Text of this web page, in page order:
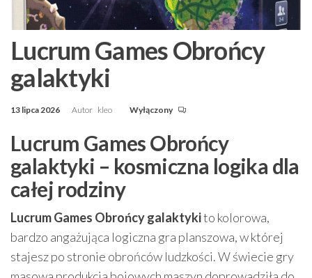
Lucrum Games Obrońcy
galaktyki
13 lipca 2026 Autor kleo Wyłączony
Lucrum Games Obrońcy
galaktyki – kosmiczna logika dla
całej rodziny
Lucrum Games Obrońcy galaktykito kolorowa,
bardzo angażująca logiczna gra planszowa, w której
stajesz po stronie obrońców ludzkości. W świecie gry